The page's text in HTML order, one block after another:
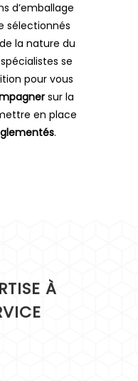
d’emballage
sélectionnés
la nature du
se
pour vous
sur la
en place
.
À